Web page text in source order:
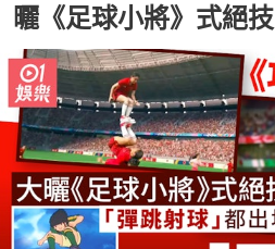
曬《足球小將》式絕技